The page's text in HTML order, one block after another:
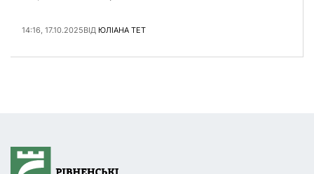
14:16, 17.10.2025ВІД ЮЛІАНА ТЕТ